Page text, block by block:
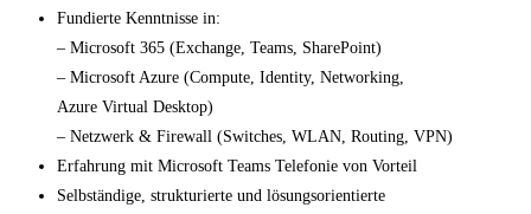
Fundierte Kenntnisse in:
– Microsoft 365 (Exchange, Teams, SharePoint)
– Microsoft Azure (Compute, Identity, Networking,
Azure Virtual Desktop)
– Netzwerk & Firewall (Switches, WLAN, Routing, VPN)
Erfahrung mit Microsoft Teams Telefonie von Vorteil
Selbständige, strukturierte und lösungsorientierte